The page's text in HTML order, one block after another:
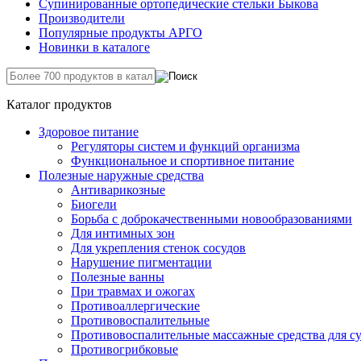
Супинированные ортопедические стельки Быкова
Производители
Популярные продукты АРГО
Новинки в каталоге
Каталог продуктов
Здоровое питание
Регуляторы систем и функций организма
Функциональное и спортивное питание
Полезные наружные средства
Антиварикозные
Биогели
Борьба с доброкачественными новообразованиями
Для интимных зон
Для укрепления стенок сосудов
Нарушение пигментации
Полезные ванны
При травмах и ожогах
Противоаллергические
Противовоспалительные
Противовоспалительные массажные средства для
Противогрибковые